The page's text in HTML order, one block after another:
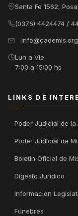
Santa Fe 1562,
(0376) 4424474 /
Lun a Vie
7:00 a 15:00 hs
LINKS DE
Poder Judicial de la
Poder Judicial de
Boletín Oficial de
Digesto Jurídico
Información
Fúnebres